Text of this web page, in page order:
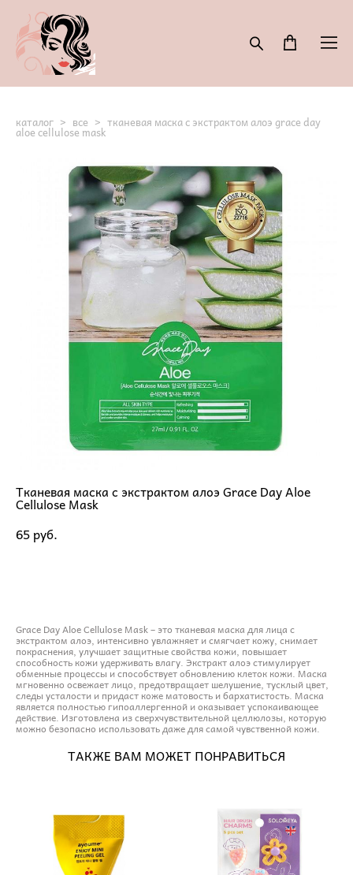
каталог > все > тканевая маска с экстрактом алоэ grace day
aloe cellulose mask
Тканевая маска с экстрактом алоэ Grace Day Aloe
Cellulose Mask
65 pуб.
Grace Day Aloe Cellulose Mask – это тканевая маска для лица с
экстрактом алоэ, интенсивно увлажняет и смягчает кожу, снимает
покраснения, улучшает защитные свойства кожи, повышает
способность кожи удерживать влагу. Экстракт алоэ стимулирует
обменные процессы и способствует обновлению клеток кожи. Маска
мгновенно освежает лицо, предотвращает шелушение, тусклый цвет,
следы усталости и придаст коже матовость и бархатистость. Маска
является полностью гипоаллергенной и оказывает успокаивающее
действие. Изготовлена из сверхчувствительной целлюлозы, которую
можно безопасно использовать даже для самой чувственной кожи.
ТАКЖЕ ВАМ МОЖЕТ ПОНРАВИТЬСЯ